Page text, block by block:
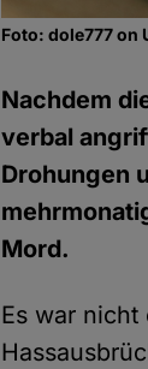
Foto: dole777 on
Nachdem
verbal
Drohungen
Mord.
Es war